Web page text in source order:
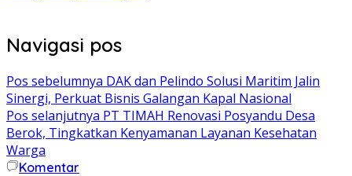
Navigasi pos
Pos sebelumnya DAK dan Pelindo Solusi Maritim Jalin
Sinergi, Perkuat Bisnis Galangan Kapal Nasional
Pos selanjutnya PT TIMAH Renovasi Posyandu Desa
Berok, Tingkatkan Kenyamanan Layanan Kesehatan
Warga
Komentar